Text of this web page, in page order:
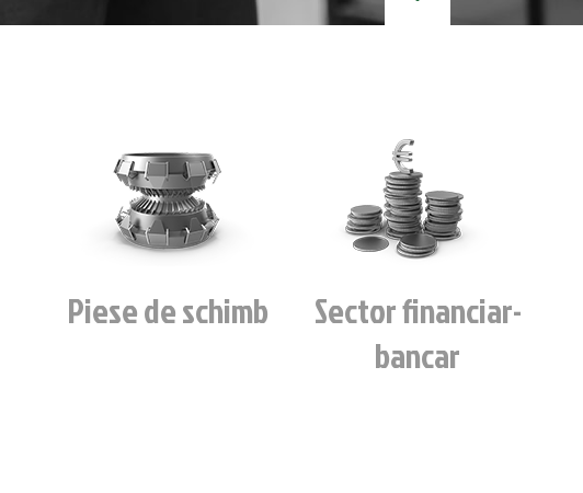
Piese de schimb
Sector financiar-
bancar